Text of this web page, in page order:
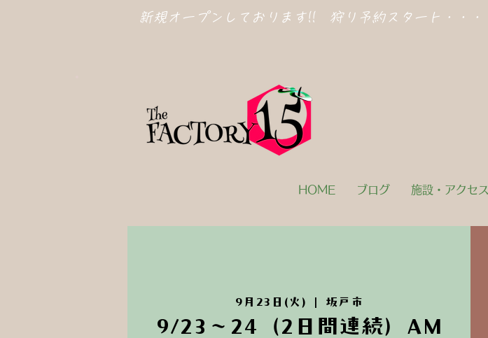
新規オープン​しております!! 狩り予約スタート・・・
HOME ブログ 施設・アクセス
9月23日(火)
  |
坂戸市
9/23～24（2日間連続）AM